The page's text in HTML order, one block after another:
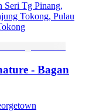
Seri Tg Pinang,
Tokong, Pulau
- Bagan